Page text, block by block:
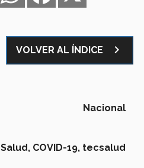
VOLVER AL ÍNDICE navigate_next
Nacional
Salud, COVID-19, tecsalud